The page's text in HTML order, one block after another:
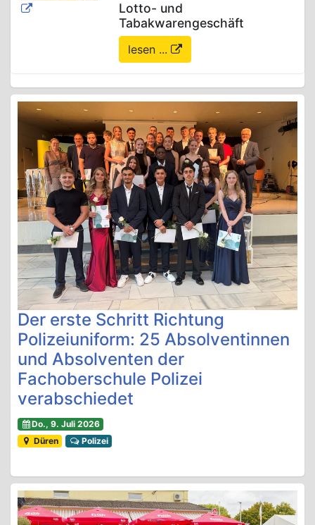
Lotto- und
Tabakwarengeschäft
lesen ...
Der erste Schritt Richtung
Polizeiuniform: 25 Absolventinnen
und Absolventen der
Fachoberschule Polizei
verabschiedet
Do., 9. Juli 2026
Düren
Polizei